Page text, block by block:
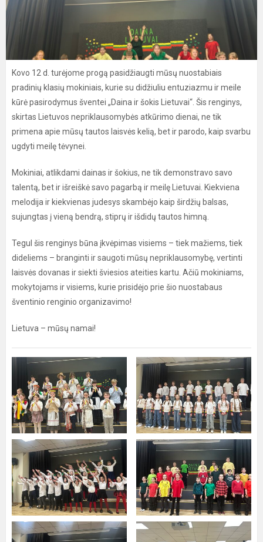
Kovo 12 d. turėjome progą pasidžiaugti mūsų nuostabiais
pradinių klasių mokiniais, kurie su didžiuliu entuziazmu ir meile
kūrė pasirodymus šventei „Daina ir šokis Lietuvai“. Šis renginys,
skirtas Lietuvos nepriklausomybės atkūrimo dienai, ne tik
primena apie mūsų tautos laisvės kelią, bet ir parodo, kaip svarbu
ugdyti meilę tėvynei.
Mokiniai, atlikdami dainas ir šokius, ne tik demonstravo savo
talentą, bet ir išreiškė savo pagarbą ir meilę Lietuvai. Kiekviena
melodija ir kiekvienas judesys skambėjo kaip širdžių balsas,
sujungtas į vieną bendrą, stiprų ir išdidų tautos himną.
Tegul šis renginys būna įkvėpimas visiems – tiek mažiems, tiek
dideliems – branginti ir saugoti mūsų nepriklausomybę, vertinti
laisvės dovanas ir siekti šviesios ateities kartu. Ačiū mokiniams,
mokytojams ir visiems, kurie prisidėjo prie šio nuostabaus
šventinio renginio organizavimo!
Lietuva – mūsų namai!